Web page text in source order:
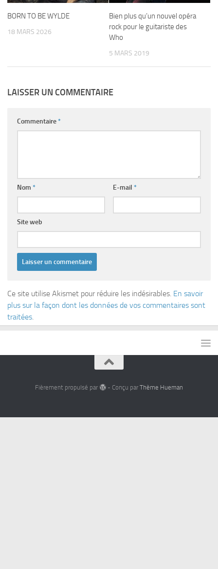
BORN TO BE WYLDE
18 MARS 2026
Bien plus qu’un nouvel opéra
rock pour le guitariste des
Who
5 MARS 2019
LAISSER UN COMMENTAIRE
Commentaire*
Nom * E-mail *
Site web
Ce site utilise Akismet pour réduire les indésirables. En savoir
plus sur la façon dont les données de vos commentaires sont
traitées
Fièrement propulsé par - Conçu par Thème Hueman